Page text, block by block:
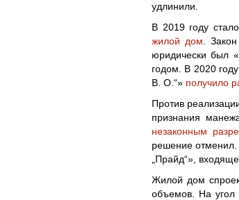
удлинили.
В 2019 году
жилой дом .
юридически был
годом. В 2020
В. О.“» получило
Против
признания
незаконным
решение отменил.
„Прайд“»,
Жилой дом
объемов. На угол